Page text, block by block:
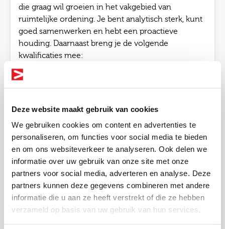
Deze website maakt gebruik van cookies
We gebruiken cookies om content en advertenties te
personaliseren, om functies voor social media te bieden
en om ons websiteverkeer te analyseren. Ook delen we
informatie over uw gebruik van onze site met onze
partners voor social media, adverteren en analyse. Deze
partners kunnen deze gegevens combineren met andere
informatie die u aan ze heeft verstrekt of die ze hebben
verzameld op basis van uw gebruik van hun services.
die graag wil groeien in het vakgebied van
ruimtelijke ordening. Je bent analytisch sterk, kunt
goed samenwerken en hebt een proactieve
houding. Daarnaast breng je de volgende
kwalificaties mee:
ruimtelijke ordening
Kennis van relevante wet- en regelgeving op
het gebied van ruimtelijke ordening
Goede schriftelijke en mondelinge
communicatievaardigheden
Proactief en oplossingsgericht
Altijd als 1e op de hoogte van de
nieuwste vacatures als je een job
alert aanmaakt!
Bel me terug